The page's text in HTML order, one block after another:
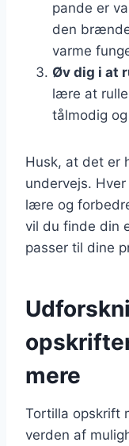
pande er
den
varme
Øv dig i at
lære at
tålmodig
Husk, at det er
undervejs.
lære og
vil du finde din
passer til dine
mere
Tortilla opskrift
verden af